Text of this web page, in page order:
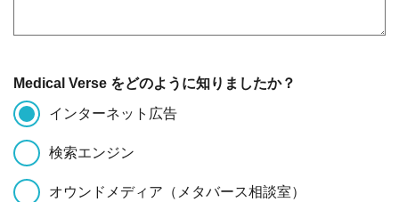
Medical Verse をどのように知りましたか？
インターネット広告
検索エンジン
オウンドメディア（メタバース相談室）